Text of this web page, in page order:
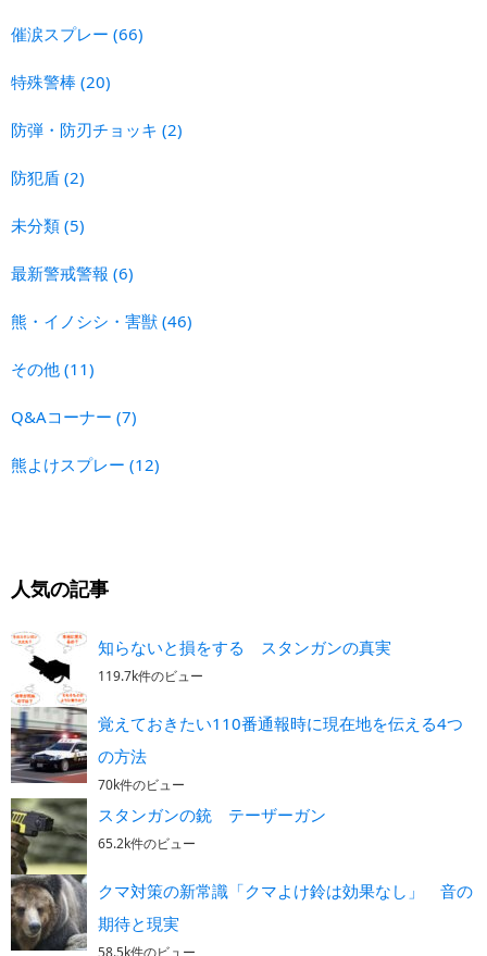
催涙スプレー (66)
特殊警棒 (20)
防弾・防刃チョッキ (2)
防犯盾 (2)
未分類 (5)
最新警戒警報 (6)
熊・イノシシ・害獣 (46)
その他 (11)
Q&Aコーナー (7)
熊よけスプレー (12)
人気の記事
知らないと損をする スタンガンの真実
119.7k件のビュー
覚えておきたい110番通報時に現在地を伝える4つ
の方法
70k件のビュー
スタンガンの銃 テーザーガン
65.2k件のビュー
クマ対策の新常識「クマよけ鈴は効果なし」 音の
期待と現実
58.5k件のビュー